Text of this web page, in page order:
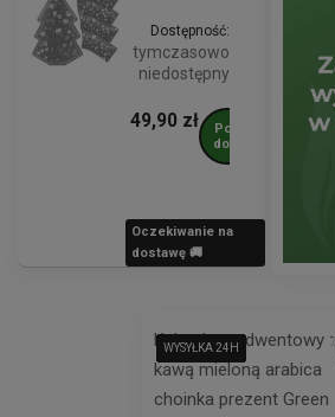
Oczekiwanie na
dostawę 🚚
Dostępność:
tymczasowo
niedostępny
49,90 zł
Powiadom o
dostępności
Kalendarz adwentowy z
kawą mieloną arabica
choinka prezent Green
WYSYŁKA 24H
WYSYŁKA 24H
WYSYŁKA 24H
WYSYŁKA 24H
WYSYŁKA 24H
WYSYŁKA 24H
WYSYŁKA 24H